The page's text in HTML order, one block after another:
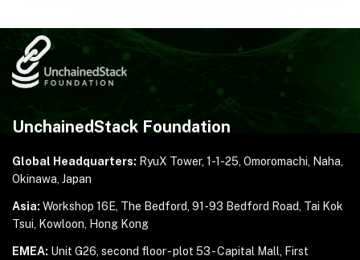
UnchainedStack Foundation
Global Headquarters: RyuX Tower, 1-1-25, Omoromachi, Naha,
Okinawa, Japan
Asia: Workshop 16E, The Bedford, 91-93 Bedford Road, Tai Kok
Tsui, Kowloon, Hong Kong
EMEA: Unit G26, second floor - plot 53 - Capital Mall,
First